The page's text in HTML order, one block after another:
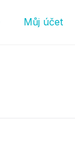
Můj účet